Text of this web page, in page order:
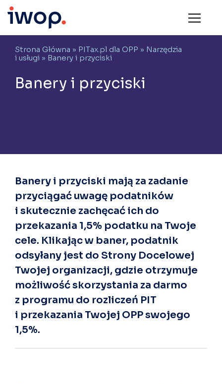
Strona Główna » PITax.pl dla OPP » Narzędzia
i usługi » Banery i przyciski
Banery i przyciski
Banery i przyciski mają za zadanie
przyciągać uwagę podatników
i skutecznie zachęcać ich do
przekazania 1,5% podatku na Twoje
cele. Klikając w baner, podatnik
odsyłany jest do Strony Docelowej
Twojej organizacji, gdzie otrzymuje
możliwość skorzystania za darmo
z programu do rozliczeń PIT
i przekazania Twojej OPP swojego
1,5%.